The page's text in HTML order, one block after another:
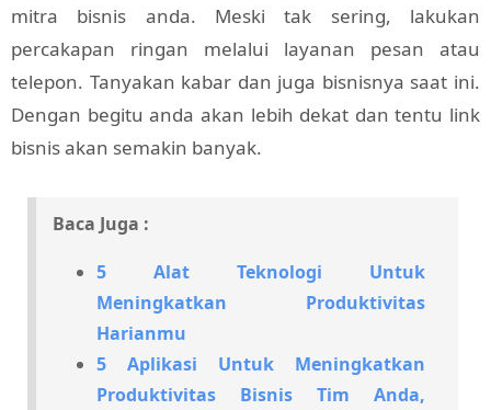
mitra bisnis anda. Meski tak sering, lakukan
percakapan ringan melalui layanan pesan atau
telepon. Tanyakan kabar dan juga bisnisnya saat ini.
Dengan begitu anda akan lebih dekat dan tentu link
bisnis akan semakin banyak.
Baca Juga :
5 Alat Teknologi Untuk
Meningkatkan Produktivitas
Harianmu
5 Aplikasi Untuk Meningkatkan
Produktivitas Bisnis Tim Anda,